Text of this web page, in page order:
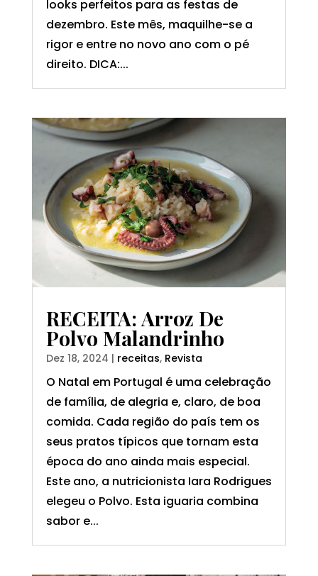
looks perfeitos para as festas de
dezembro. Este mês, maquilhe-se a
rigor e entre no novo ano com o pé
direito. DICA:...
RECEITA: Arroz De
Polvo Malandrinho
Dez 18, 2024 | receitas, Revista
O Natal em Portugal é uma celebração
de família, de alegria e, claro, de boa
comida. Cada região do país tem os
seus pratos típicos que tornam esta
época do ano ainda mais especial.
Este ano, a nutricionista Iara Rodrigues
elegeu o Polvo. Esta iguaria combina
sabor e...